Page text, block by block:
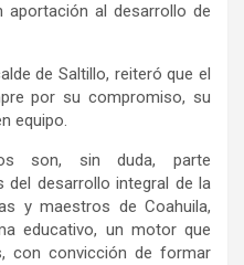
aportación al desarrollo de
de Saltillo, reiteró que el
por su compromiso, su
equipo.
son, sin duda, parte
desarrollo integral de la
y maestros de Coahuila,
educativo, un motor que
con convicción de formar